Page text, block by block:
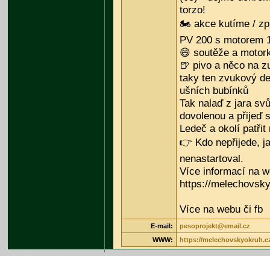
torzo!
🏍️ akce kutíme /
PV 200 s motorem
😄 soutěže a
🍺 pivo a něco na
taky ten zvukový
ušních bubínků
Tak nalaď z jara
dovolenou a přijeď
Ledeč a okolí patřit
👉 Kdo nepřijede,
nenastartoval.
Více informací na
https://
Více na webu či fb
E-mail:
pesoprojekt@email.cz
WWW:
https://